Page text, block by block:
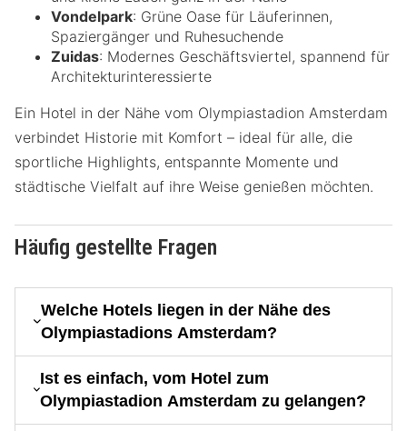
Vondelpark: Grüne Oase für Läuferinnen,
Spaziergänger und Ruhesuchende
Zuidas: Modernes Geschäftsviertel, spannend für
Architekturinteressierte
Ein Hotel in der Nähe vom Olympiastadion Amsterdam
verbindet Historie mit Komfort – ideal für alle, die
sportliche Highlights, entspannte Momente und
städtische Vielfalt auf ihre Weise genießen möchten.
Häufig gestellte Fragen
Welche Hotels liegen in der Nähe des
Olympiastadions Amsterdam?
Ist es einfach, vom Hotel zum
Olympiastadion Amsterdam zu gelangen?